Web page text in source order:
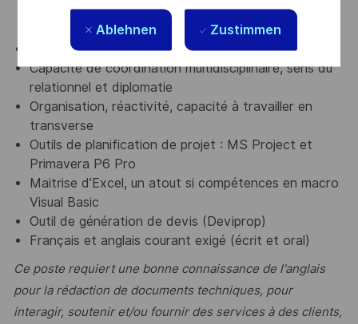
Ablehnen Zustimmen
planification et reporting projet (Primavera, MSP,
Excel avancé)
Expérience des financements publics/projets R&T
Capacité de coordination multidisciplinaire, sens du
relationnel et diplomatie
Organisation, réactivité, capacité à travailler en
transverse
Outils de planification de projet : MS Project et
Primavera P6 Pro
Maitrise d’Excel, un atout si compétences en macro
Visual Basic
Outil de génération de devis (Deviprop)
Français et anglais courant exigé (écrit et oral)
Ce poste requiert une bonne connaissance de l'anglais
pour la rédaction de documents techniques, pour
interagir, soutenir et/ou fournir des services à des clients,